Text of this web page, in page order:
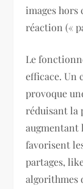
images hors
réaction («
Le
efficace. Un
provoque
réduisant la
augmentant
favorisent
partages,
algorithmes